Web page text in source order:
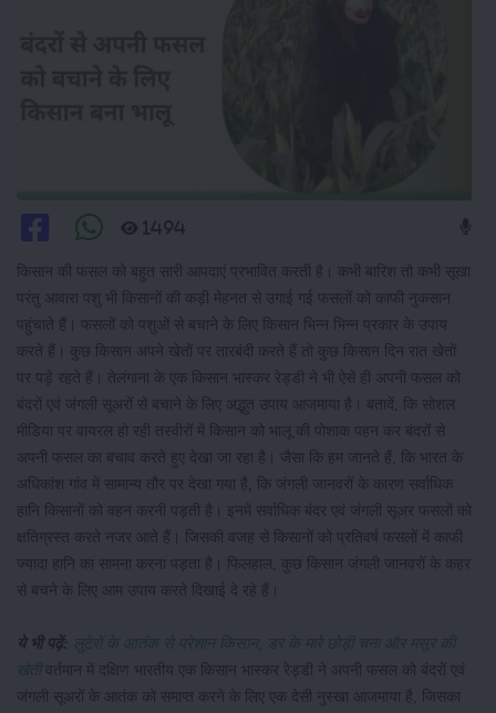
1494
किसान की फसल को बहुत सारी आपदाएं प्रभावित करती है। कभी बारिश तो कभी सूखा
परंतु आवारा पशु भी किसानों की कड़ी मेहनत से उगाई गई फसलों को काफी नुकसान
पहुंचाते हैं। फसलों को पशुओं से बचाने के लिए किसान भिन्न भिन्न प्रकार के उपाय
करते हैं। कुछ किसान अपने खेतों पर तारबंदी करते हैं तो कुछ किसान दिन रात खेतों
पर पड़े रहते हैं। तेलंगाना के एक किसान भास्कर रेड्डी ने भी ऐसे ही अपनी फसल को
बंदरों एवं जंगली सूअरों से बचाने के लिए अद्भुत उपाय आजमाया है। बतादें, कि सोशल
मीडिया पर वायरल हो रही तस्वीरों में किसान को भालू की पोशाक पहन कर बंदरों से
अपनी फसल का बचाव करते हुए देखा जा रहा है। जैसा कि हम जानते हैं, कि भारत के
अधिकांश गांव में सामान्य तौर पर देखा गया है, कि जंगली जानवरों के कारण सर्वाधिक
हानि किसानों को वहन करनी पड़ती है। इनमें सर्वाधिक बंदर एवं जंगली सूअर फसलों को
क्षतिग्रस्त करते नजर आते हैं। जिसकी वजह से किसानों को प्रतिवर्ष फसलों में काफी
ज्यादा हानि का सामना करना पड़ता है। फिलहाल, कुछ किसान जंगली जानवरों के कहर
से बचने के लिए आम उपाय करते दिखाई दे रहे हैं।
ये भी पढ़ें: लुटेरों के आतंक से परेशान किसान, डर के मारे छोड़ी चना और मसूर की
खेती वर्तमान में दक्षिण भारतीय एक किसान भास्कर रेड्डी ने अपनी फसल को बंदरों एवं
जंगली सूअरों के आतंक को समाप्त करने के लिए एक देसी नुस्खा आजमाया है, जिसका